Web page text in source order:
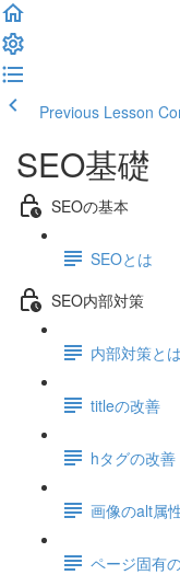
Previous Lesson
SEO基礎
SEOの基本
SEOとは
SEO内部対策
内部対策とは
titleの改善
hタグの改善
画像のalt属
ページ固有